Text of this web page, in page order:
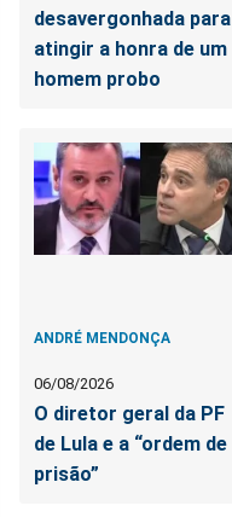
desavergonhada para
atingir a honra de um
homem probo
ANDRÉ MENDONÇA
06/08/2026
O diretor geral da PF
de Lula e a “ordem de
prisão”